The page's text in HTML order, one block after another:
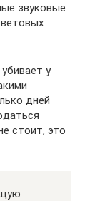
звуковые
у
дней
стоит, это